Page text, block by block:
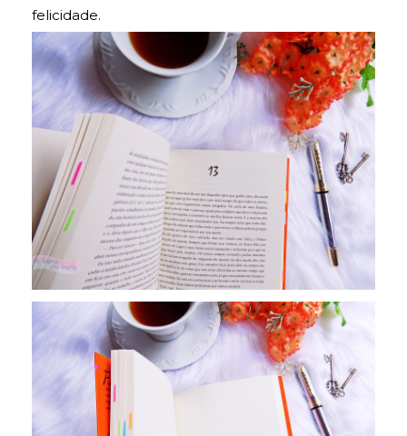
felicidade.